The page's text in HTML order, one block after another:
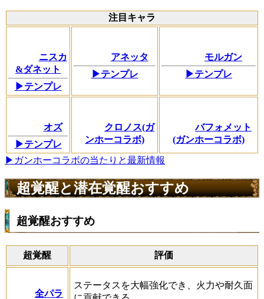
注目キャラ
ニスカ
&ダネット
▶テンプレ
アネッタ
▶テンプレ
モルガン
▶テンプレ
オズ
▶テンプレ
クロノス(ガ
ンホーコラボ)
バフォメット
(ガンホーコラボ)
▶ガンホーコラボの当たりと最新情報
超覚醒と潜在覚醒おすすめ
超覚醒おすすめ
超覚醒 評価
全パラ
ステータスを大幅強化でき、火力や耐久面